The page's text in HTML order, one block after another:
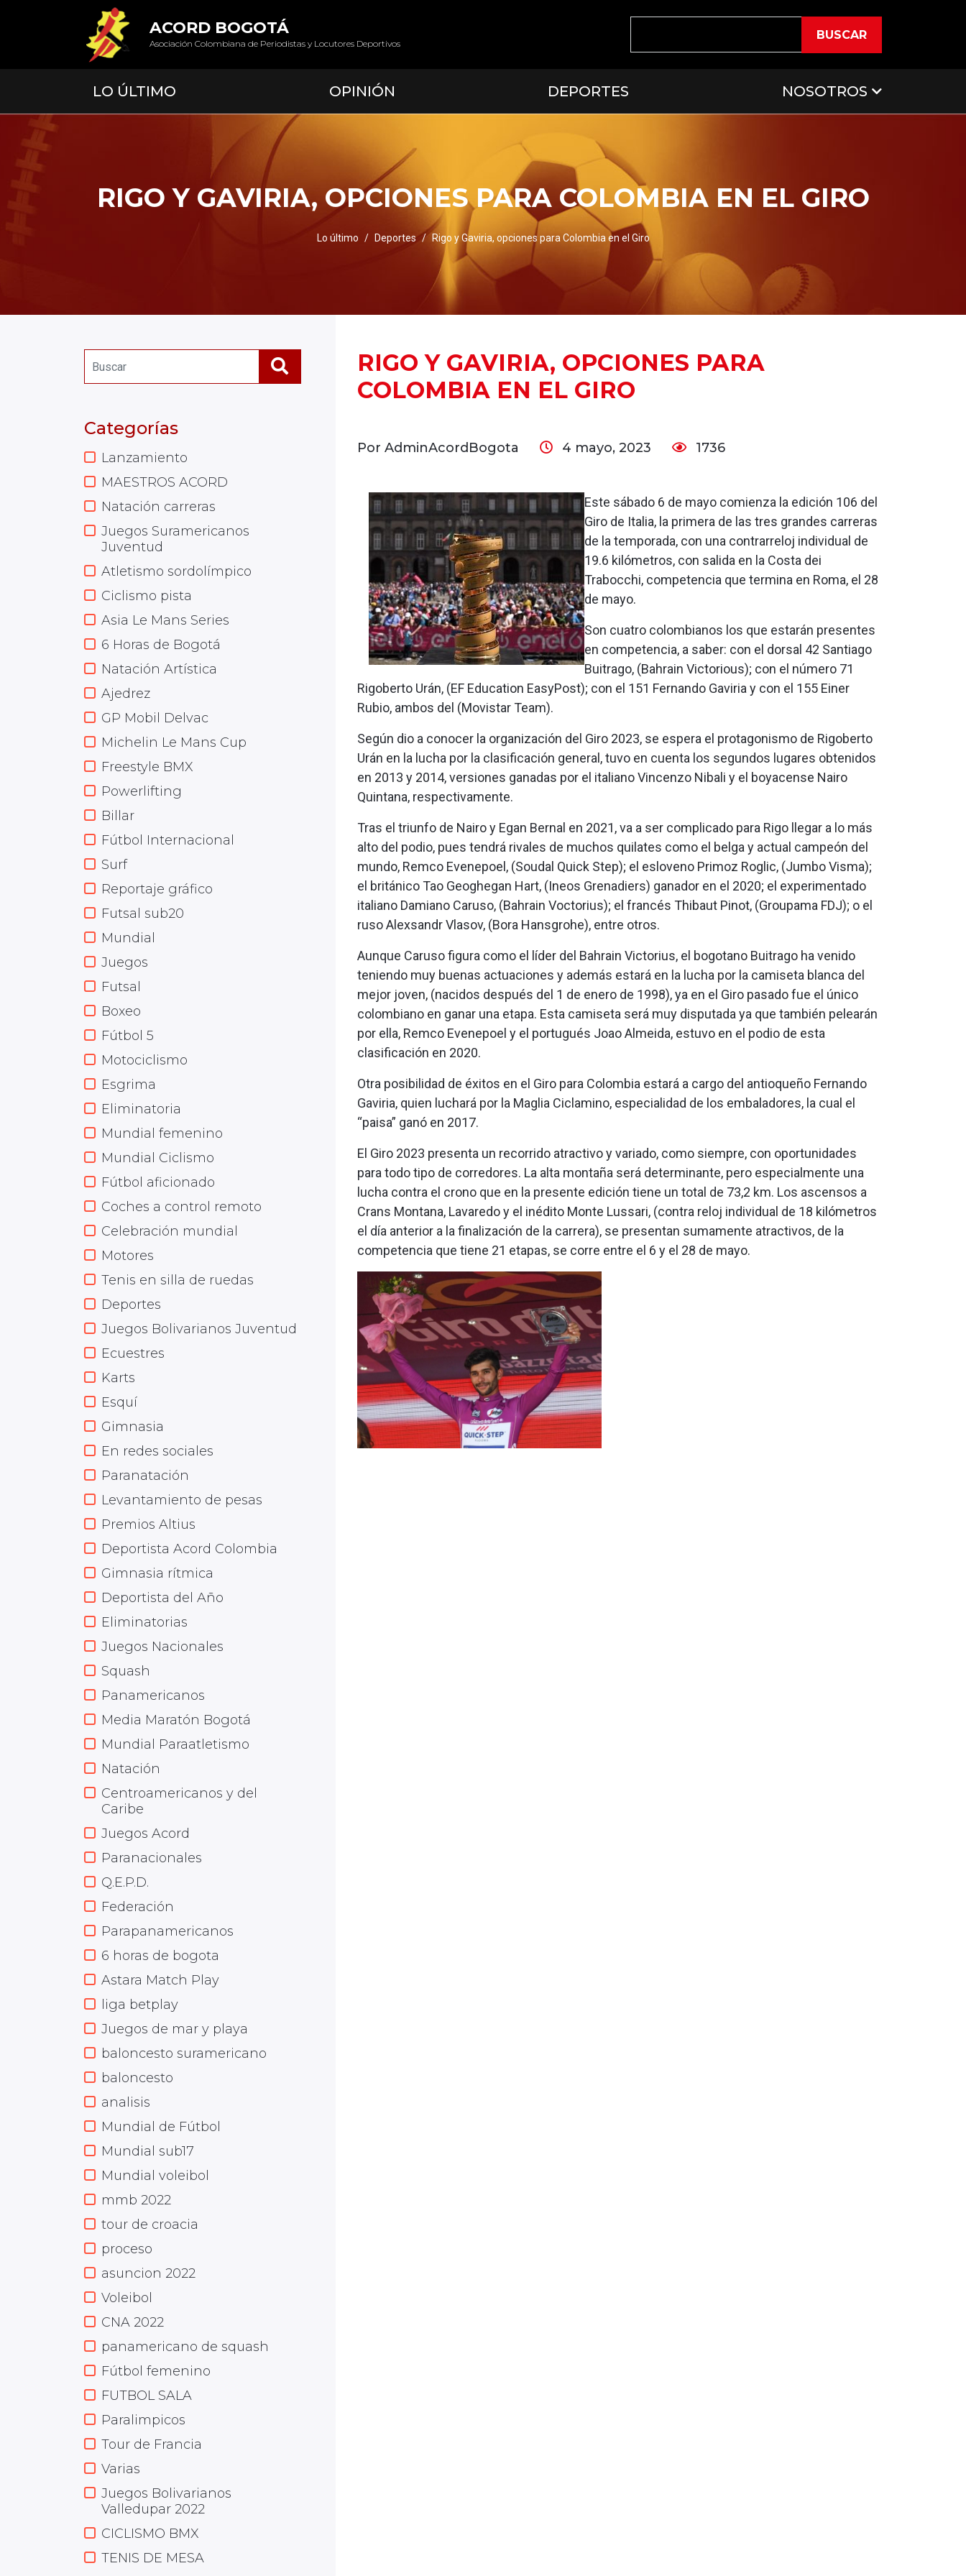
ACORD BOGOTÁ
Asociación Colombiana de Periodistas y Locutores Deportivos
BUSCAR
LO ÚLTIMO OPINIÓN DEPORTES NOSOTROS
RIGO Y GAVIRIA, OPCIONES PARA COLOMBIA EN EL GIRO
Lo último Deportes Rigo y Gaviria, opciones para Colombia en el Giro
Categorías
Lanzamiento
MAESTROS ACORD
Natación carreras
Juegos Suramericanos
Juventud
Atletismo sordolímpico
Ciclismo pista
Asia Le Mans Series
6 Horas de Bogotá
Natación Artística
Ajedrez
GP Mobil Delvac
Michelin Le Mans Cup
Freestyle BMX
Powerlifting
Billar
Fútbol Internacional
Surf
Reportaje gráfico
Futsal sub20
Mundial
Juegos
Futsal
Boxeo
Fútbol 5
Motociclismo
Esgrima
Eliminatoria
Mundial femenino
Mundial Ciclismo
Fútbol aficionado
Coches a control remoto
Celebración mundial
Motores
Tenis en silla de ruedas
Deportes
Juegos Bolivarianos Juventud
Ecuestres
Karts
Esquí
Gimnasia
En redes sociales
Paranatación
Levantamiento de pesas
Premios Altius
Deportista Acord Colombia
Gimnasia rítmica
Deportista del Año
Eliminatorias
Juegos Nacionales
Squash
Panamericanos
Media Maratón Bogotá
Mundial Paraatletismo
Natación
Centroamericanos y del
Caribe
Juegos Acord
Paranacionales
Q.E.P.D.
Federación
Parapanamericanos
6 horas de bogota
Astara Match Play
liga betplay
Juegos de mar y playa
baloncesto suramericano
baloncesto
analisis
Mundial de Fútbol
Mundial sub17
Mundial voleibol
mmb 2022
tour de croacia
proceso
asuncion 2022
Voleibol
CNA 2022
panamericano de squash
Fútbol femenino
FUTBOL SALA
Paralimpicos
Tour de Francia
Varias
Juegos Bolivarianos
Valledupar 2022
CICLISMO BMX
TENIS DE MESA
RIGO Y GAVIRIA, OPCIONES PARA
COLOMBIA EN EL GIRO
Por AdminAcordBogota 4 mayo, 2023 1736
Este sábado 6 de mayo comienza la edición 106 del
Giro de Italia, la primera de las tres grandes carreras
de la temporada, con una contrarreloj individual de
19.6 kilómetros, con salida en la Costa dei
Trabocchi, competencia que termina en Roma, el 28
de mayo.
Son cuatro colombianos los que estarán presentes
en competencia, a saber: con el dorsal 42 Santiago
Buitrago, (Bahrain Victorious); con el número 71
Rigoberto Urán, (EF Education EasyPost); con el 151 Fernando Gaviria y con el 155 Einer
Rubio, ambos del (Movistar Team).
Según dio a conocer la organización del Giro 2023, se espera el protagonismo de Rigoberto
Urán en la lucha por la clasificación general, tuvo en cuenta los segundos lugares obtenidos
en 2013 y 2014, versiones ganadas por el italiano Vincenzo Nibali y el boyacense Nairo
Quintana, respectivamente.
Tras el triunfo de Nairo y Egan Bernal en 2021, va a ser complicado para Rigo llegar a lo más
alto del podio, pues tendrá rivales de muchos quilates como el belga y actual campeón del
mundo, Remco Evenepoel, (Soudal Quick Step); el esloveno Primoz Roglic, (Jumbo Visma);
el británico Tao Geoghegan Hart, (Ineos Grenadiers) ganador en el 2020; el experimentado
italiano Damiano Caruso, (Bahrain Voctorius); el francés Thibaut Pinot, (Groupama FDJ); o el
ruso Alexsandr Vlasov, (Bora Hansgrohe), entre otros.
Aunque Caruso figura como el líder del Bahrain Victorius, el bogotano Buitrago ha venido
teniendo muy buenas actuaciones y además estará en la lucha por la camiseta blanca del
mejor joven, (nacidos después del 1 de enero de 1998), ya en el Giro pasado fue el único
colombiano en ganar una etapa. Esta camiseta será muy disputada ya que también pelearán
por ella, Remco Evenepoel y el portugués Joao Almeida, estuvo en el podio de esta
clasificación en 2020.
Otra posibilidad de éxitos en el Giro para Colombia estará a cargo del antioqueño Fernando
Gaviria, quien luchará por la Maglia Ciclamino, especialidad de los embaladores, la cual el
“paisa” ganó en 2017.
El Giro 2023 presenta un recorrido atractivo y variado, como siempre, con oportunidades
para todo tipo de corredores. La alta montaña será determinante, pero especialmente una
lucha contra el crono que en la presente edición tiene un total de 73,2 km. Los ascensos a
Crans Montana, Lavaredo y el inédito Monte Lussari, (contra reloj individual de 18 kilómetros
el día anterior a la finalización de la carrera), se presentan sumamente atractivos, de la
competencia que tiene 21 etapas, se corre entre el 6 y el 28 de mayo.